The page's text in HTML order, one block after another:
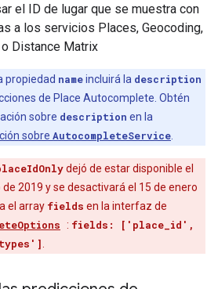
el ID de lugar que se muestra con
a los servicios Places, Geocoding,
Distance Matrix
propiedad nameincluirá la description
de Place Autocomplete. Obtén
sobre description en la
sobre AutocompleteService
dejó de estar disponible el
de 2019 y se desactivará el 15 de enero
el array fields en la interfaz de
: fields: ['place_id',